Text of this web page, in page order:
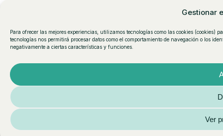
Gestionar
Para ofrecer las mejores experiencias, utilizamos tecnologías como las cookies
tecnologías nos permitirá procesar datos como el comportamiento de navegación o los
negativamente a ciertas características y funciones.
Ver